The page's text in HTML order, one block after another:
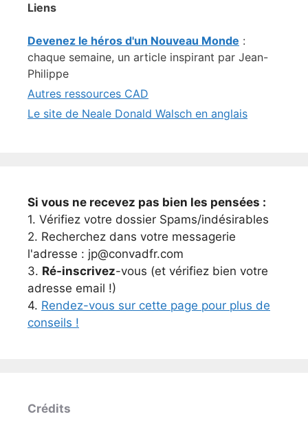
Liens
Devenez le héros d'un Nouveau Monde :
chaque semaine, un article inspirant par Jean-
Philippe
Autres ressources CAD
Le site de Neale Donald Walsch en anglais
Si vous ne recevez pas bien les pensées :
1. Vérifiez votre dossier Spams/indésirables
2. Recherchez dans votre messagerie
l'adresse : jp@convadfr.com
3. Ré-inscrivez-vous (et vérifiez bien votre
adresse email !)
4. Rendez-vous sur cette page pour plus de
conseils !
Crédits